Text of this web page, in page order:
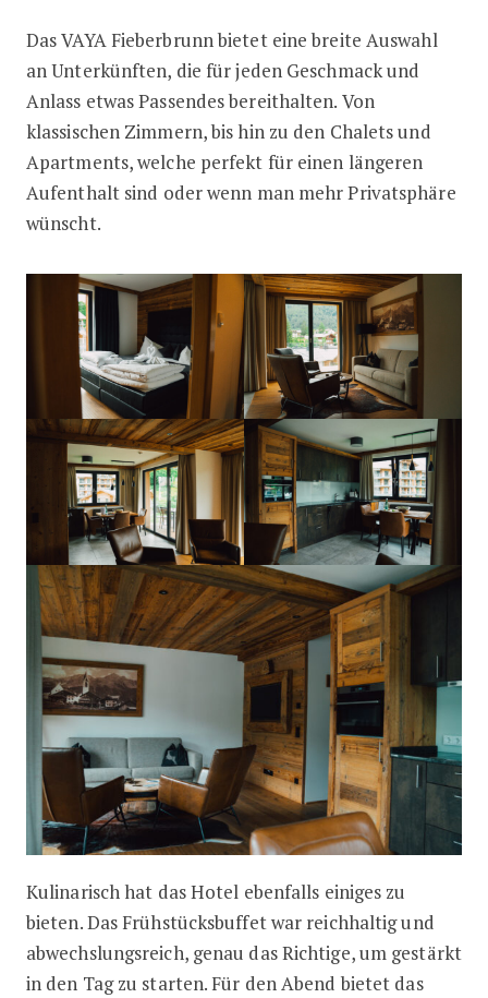
Das VAYA Fieberbrunn bietet eine breite Auswahl
an Unterkünften, die für jeden Geschmack und
Anlass etwas Passendes bereithalten. Von
klassischen Zimmern, bis hin zu den Chalets und
Apartments, welche perfekt für einen längeren
Aufenthalt sind oder wenn man mehr Privatsphäre
wünscht.
Kulinarisch hat das Hotel ebenfalls einiges zu
bieten. Das Frühstücksbuffet war reichhaltig und
abwechslungsreich, genau das Richtige, um gestärkt
in den Tag zu starten. Für den Abend bietet das